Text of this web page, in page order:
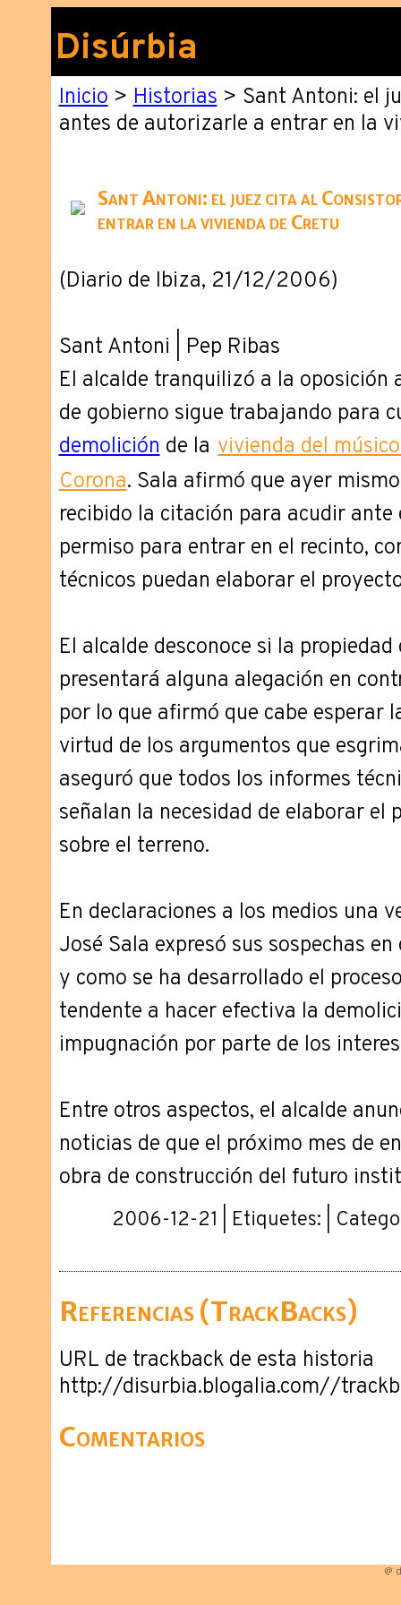
Disúrbia
Inicio>Historias> Sant Antoni: el
antes de autorizarle a entrar en la
Sant Antoni: el juez cita al
entrar en la vivienda de Cretu
(Diario de Ibiza, 21/12/2006)
Sant Antoni | Pep Ribas
El alcalde tranquilizó a la oposición
de gobierno sigue trabajando para
demoliciónde la vivienda del
Corona. Sala afirmó que ayer
recibido la citación para acudir
permiso para entrar en el recinto,
técnicos puedan elaborar el
El alcalde desconoce si la
presentará alguna alegación en
por lo que afirmó que cabe esperar
virtud de los argumentos que
aseguró que todos los informes
señalan la necesidad de elaborar el
sobre el terreno.
En declaraciones a los medios una
José Sala expresó sus sospechas
y como se ha desarrollado el
tendente a hacer efectiva la
impugnación por parte de los
Entre otros aspectos, el alcalde
noticias de que el próximo mes de
obra de construcción del futuro
2006-12-21 | Etiquetes: |
Referencias (TrackBacks)
URL de trackback de esta historia
http://disurbia.blogalia.com//
Comentarios
@